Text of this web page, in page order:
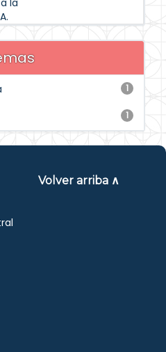
la
1
1
Volver arriba ∧